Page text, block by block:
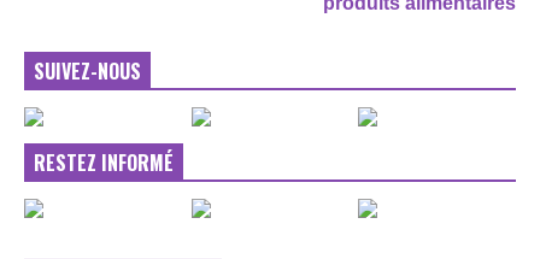
SUIVEZ-NOUS
RESTEZ INFORMÉ